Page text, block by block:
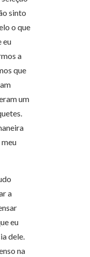
sinto
o que
eu
a
que
um
meu
a
eu
dele.
na